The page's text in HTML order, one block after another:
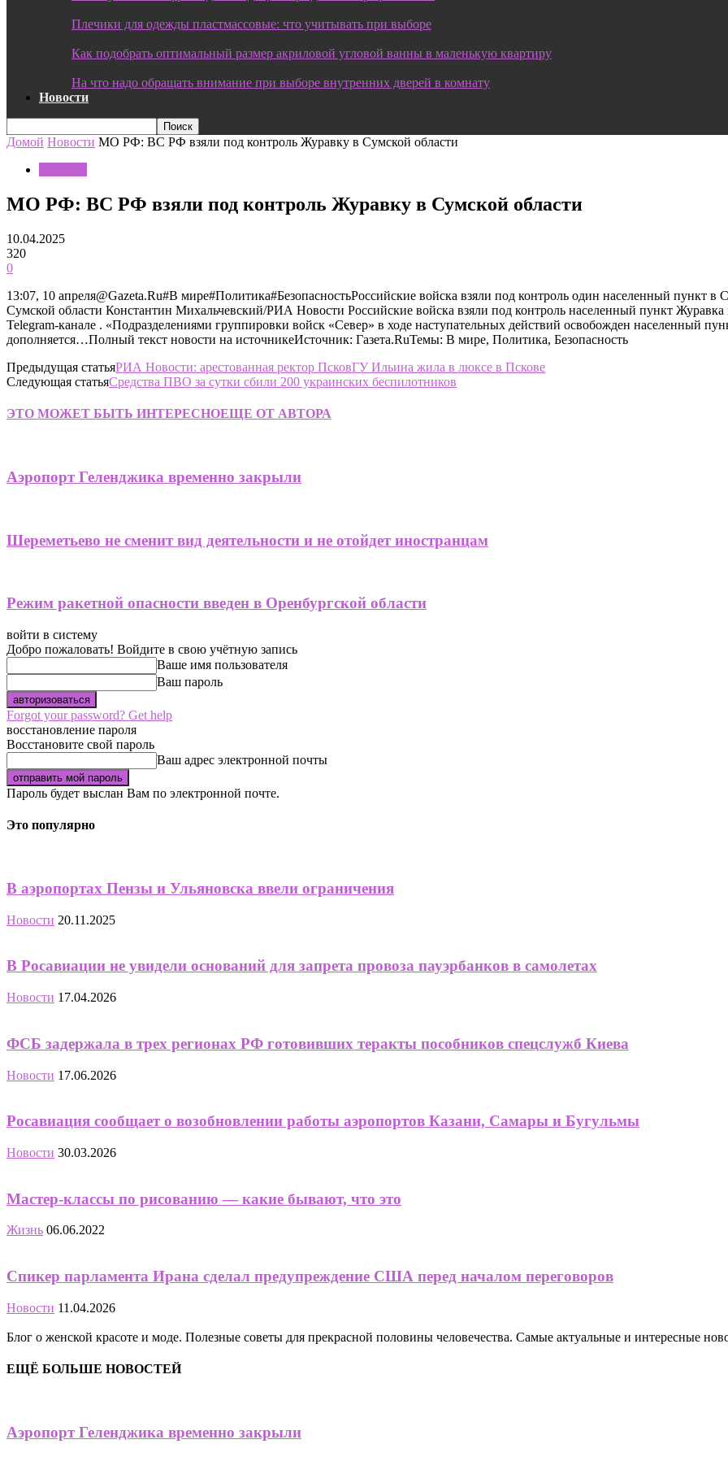
Плечики для одежды пластмассовые: что учитывать при выборе
Как подобрать оптимальный размер акриловой угловой ванны в маленькую квартиру
На что надо обращать внимание при выборе внутренних дверей в комнату
Новости
Домой Новости МО РФ: ВС РФ взяли под контроль Журавку в Сумской области
МО РФ: ВС РФ взяли под контроль Журавку в Сумской области
10.04.2025
320
0
13:07, 10 апреля@Gazeta.Ru#В мире#Политика#БезопасностьРоссийские войска взяли под контроль один населенный
Сумской области Константин Михальчевский/РИА Новости Российские войска взяли под контроль населенный пункт
Telegram-канале . «Подразделениями группировки войск «Север» в ходе наступательных действий освобожден населенный
дополняется…Полный текст новости на источникеИсточник: Газета.RuТемы: В мире, Политика, Безопасность
Предыдущая статьяРИА Новости: арестованная ректор ПсковГУ Ильина жила в люксе в Пскове
Следующая статьяСредства ПВО за сутки сбили 200 украинских беспилотников
ЭТО МОЖЕТ БЫТЬ ИНТЕРЕСНОЕЩЕ ОТ АВТОРА
Аэропорт Геленджика временно закрыли
Шереметьево не сменит вид деятельности и не отойдет иностранцам
Режим ракетной опасности введен в Оренбургской области
войти в систему
Добро пожаловать! Войдите в свою учётную запись
Ваше имя пользователя
Ваш пароль
Forgot your password? Get help
восстановление пароля
Восстановите свой пароль
Ваш адрес электронной почты
Пароль будет выслан Вам по электронной почте.
Это популярно
В аэропортах Пензы и Ульяновска ввели ограничения
Новости 20.11.2025
В Росавиации не увидели оснований для запрета провоза пауэрбанков в самолетах
Новости 17.04.2026
ФСБ задержала в трех регионах РФ готовивших теракты пособников спецслужб Киева
Новости 17.06.2026
Росавиация сообщает о возобновлении работы аэропортов Казани, Самары и Бугульмы
Новости 30.03.2026
Мастер-классы по рисованию — какие бывают, что это
Жизнь 06.06.2022
Спикер парламента Ирана сделал предупреждение США перед началом переговоров
Новости 11.04.2026
Блог о женской красоте и моде. Полезные советы для прекрасной половины человечества. Самые актуальные и интересные
ЕЩЁ БОЛЬШЕ НОВОСТЕЙ
Аэропорт Геленджика временно закрыли